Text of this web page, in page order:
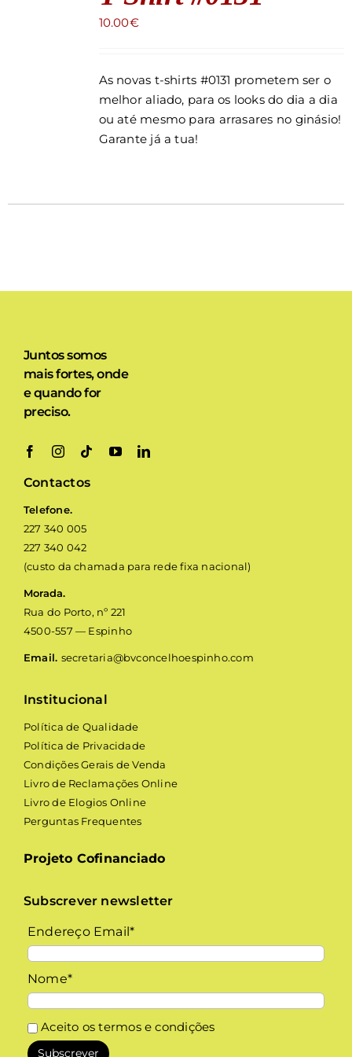
10.00€
As novas t-shirts #0131 prometem ser o
melhor aliado, para os looks do dia a dia
ou até mesmo para arrasares no ginásio!
Garante já a tua!
Juntos somos
mais fortes, onde
e quando for
preciso.
Contactos
Telefone.
227 340 005
227 340 042
(custo da chamada para rede fixa nacional)
Morada.
Rua do Porto, nº 221
4500-557 — Espinho
Email. secretaria@bvconcelhoespinho.com
Institucional
Política de Qualidade
Política de Privacidade
Condições Gerais de Venda
Livro de Reclamações Online
Livro de Elogios Online
Perguntas Frequentes
Projeto Cofinanciado
Subscrever newsletter
Endereço Email*
Nome*
Aceito ostermos e condições